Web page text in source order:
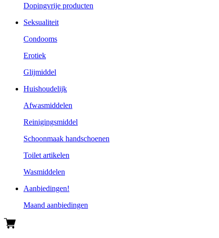
Dopingvrije producten
Seksualiteit
Condooms
Erotiek
Glijmiddel
Huishoudelijk
Afwasmiddelen
Reinigingsmiddel
Schoonmaak handschoenen
Toilet artikelen
Wasmiddelen
Aanbiedingen!
Maand aanbiedingen